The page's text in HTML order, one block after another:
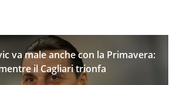
va male anche con la Primavera:
il Cagliari trionfa